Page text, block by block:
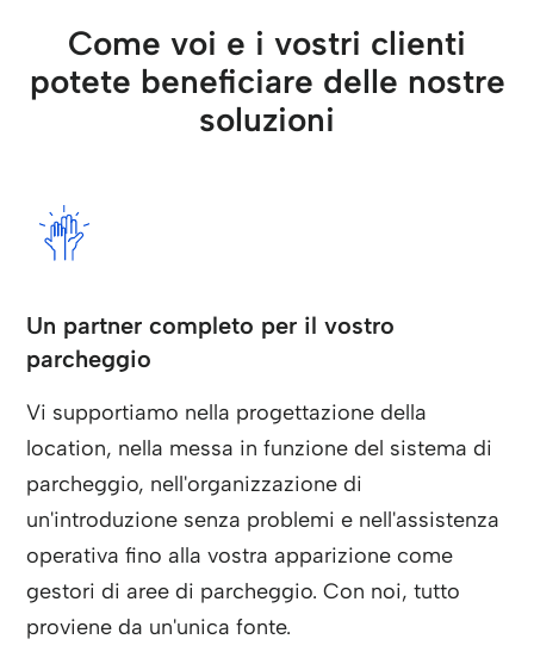
Come voi e i vostri clienti
potete beneficiare delle nostre
soluzioni
Un partner completo per il vostro
parcheggio
Vi supportiamo nella progettazione della
location, nella messa in funzione del sistema di
parcheggio, nell'organizzazione di
un'introduzione senza problemi e nell'assistenza
operativa fino alla vostra apparizione come
gestori di aree di parcheggio. Con noi, tutto
proviene da un'unica fonte.